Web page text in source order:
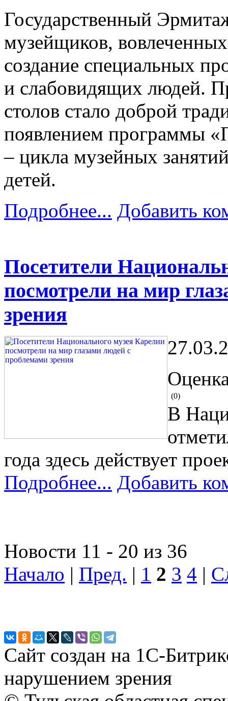
Государственный
музейщиков,
создание специальных
и слабовидящих людей.
столов стало доброй
появлением программы
– цикла музейных
детей.
Подробнее... Добавить
Посетители
посмотрели на мир
зрения
(0)
В
года здесь действует
Подробнее... Добавить
Новости 11 - 20 из 36
Начало | Пред. | 1 2 3 4 |
Сайт создан на 1С-
нарушением зрения